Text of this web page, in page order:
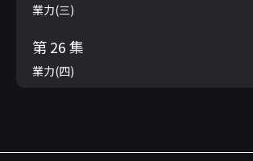
業力(三)
第 26 集
業力(四)